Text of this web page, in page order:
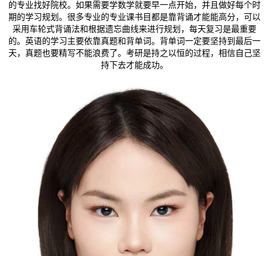
的专业找好院校。如果需要学数学就要早一点开始，并且做好每个时
期的学习规划。很多专业的专业课书目都是靠背诵才能能高分，可以
采用车轮式背诵法和根据遗忘曲线来进行规划，每天复习是最重要
的。英语的学习主要依靠真题和背单词。背单词一定要坚持到最后一
天，真题也要精写不能浪费了。考研是持之以恒的过程，相信自己坚
持下去才能成功。